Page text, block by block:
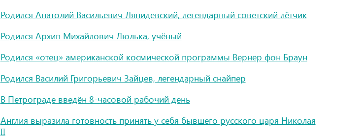
Родился Анатолий Васильевич Ляпидевский, легендарный советский лётчик
Родился Архип Михайлович Люлька, учёный
Родился «отец» американской космической программы Вернер фон Браун
Родился Василий Григорьевич Зайцев, легендарный снайпер
В Петрограде введён 8-часовой рабочий день
Англия выразила готовность принять у себя бывшего русского царя Николая
II